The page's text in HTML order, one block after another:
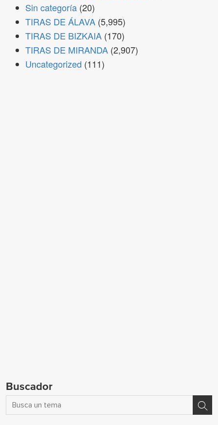
Sin categoría (20)
TIRAS DE ÁLAVA (5,995)
TIRAS DE BIZKAIA (170)
TIRAS DE MIRANDA (2,907)
Uncategorized (111)
Buscador